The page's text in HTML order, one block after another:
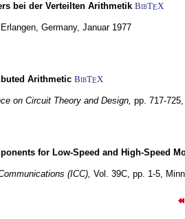
bei der Verteilten Arithmetik BibTEX
Erlangen, Germany, Januar 1977
Arithmetic BibTEX
on Circuit Theory and Design, pp. 717-725,
for Low-Speed and High-Speed
(ICC), Vol. 39C, pp. 1-5,